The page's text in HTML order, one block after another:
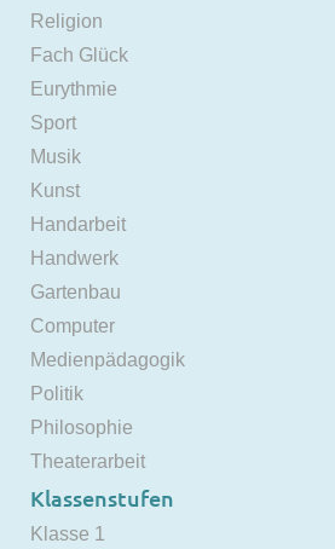
Religion
Fach Glück
Eurythmie
Sport
Musik
Kunst
Handarbeit
Handwerk
Gartenbau
Computer
Medienpädagogik
Politik
Philosophie
Theaterarbeit
Klassenstufen
Klasse 1